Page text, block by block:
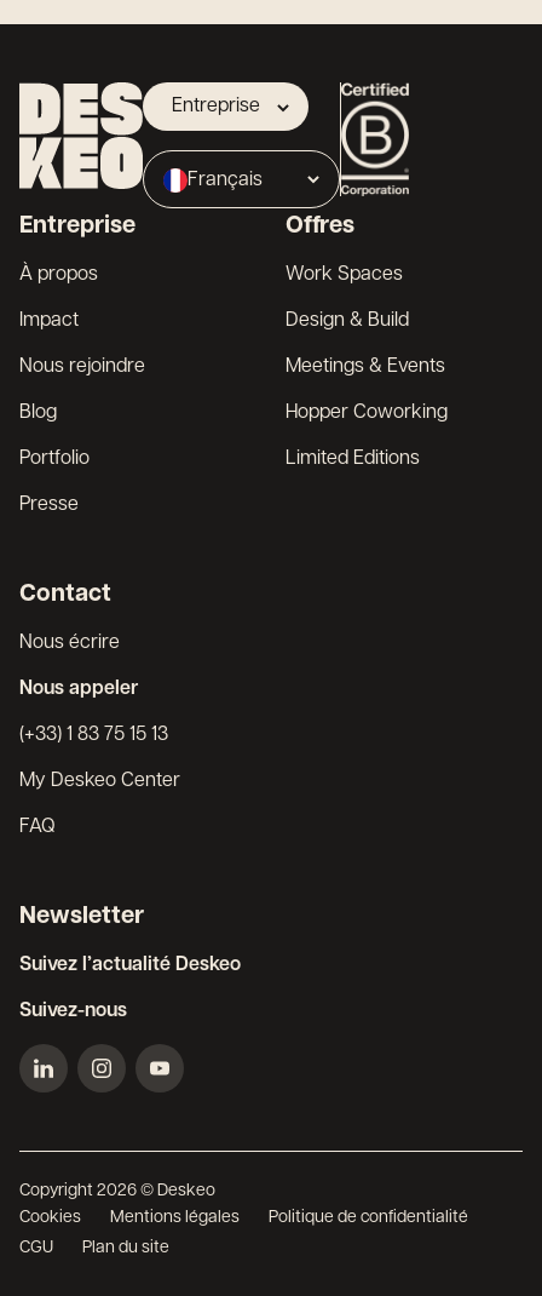
Entreprise
Propriétaire
Broker
Français
Entreprise
À propos
Impact
Nous rejoindre
Blog
Portfolio
Presse
Offres
Work Spaces
Design & Build
Meetings & Events
Hopper Coworking
Limited Editions
Contact
Nous écrire
Nous appeler
(+33) 1 83 75 15 13
My Deskeo Center
FAQ
Newsletter
Suivez l’actualité Deskeo
Suivez-nous
Copyright 2026 © Deskeo
Cookies
Mentions légales
Politique de confidentialité
CGU
Plan du site